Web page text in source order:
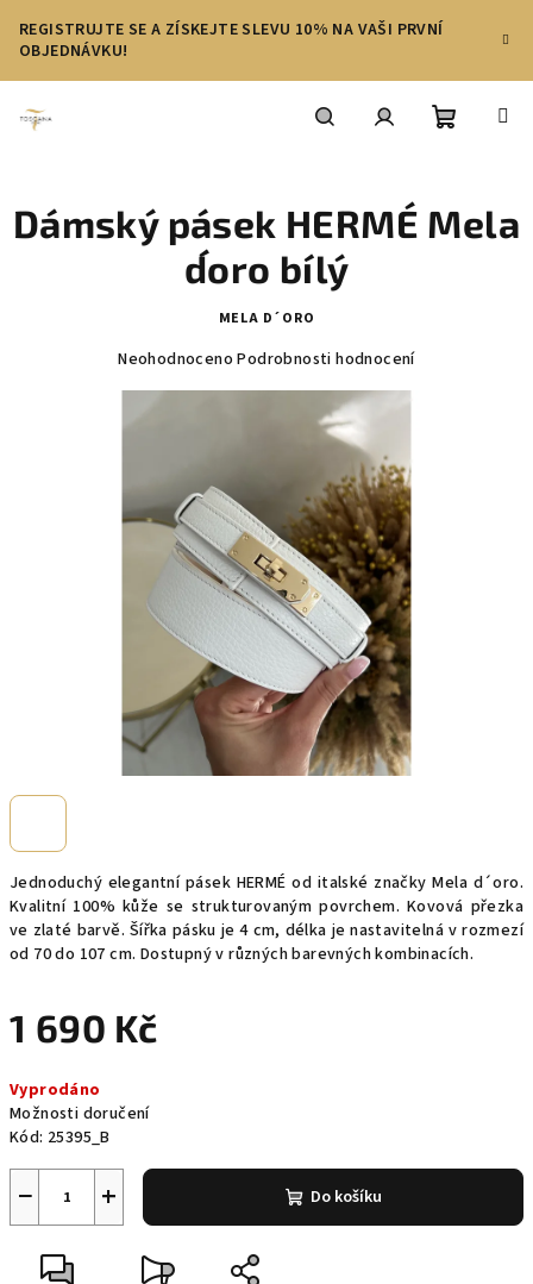
obsah
REGISTRUJTE SE A ZÍSKEJTE SLEVU 10% NA VAŠI PRVNÍ
OBJEDNÁVKU!
košík
Jednoduchý elegantní pásek HERMÉ od italské značky Mela d´oro.
Kvalitní 100% kůže se strukturovaným povrchem. Kovová přezka
ve zlaté barvě. Šířka pásku je 4 cm, délka je nastavitelná v rozmezí
od 70 do 107 cm. Dostupný v různých barevných kombinacích.
1 690 Kč
cena:
Vyprodáno
Možnosti doručení
Kód: 25395_B
+
− Do košíku
Dámský pásek HERMÉ Mela
d´oro bílý
MELA D´ORO
Neohodnoceno Podrobnosti hodnocení